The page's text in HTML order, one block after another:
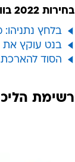
בחירות 2022 בוואלה!
בלחץ
בנט עוקץ
הסוד
רשימת